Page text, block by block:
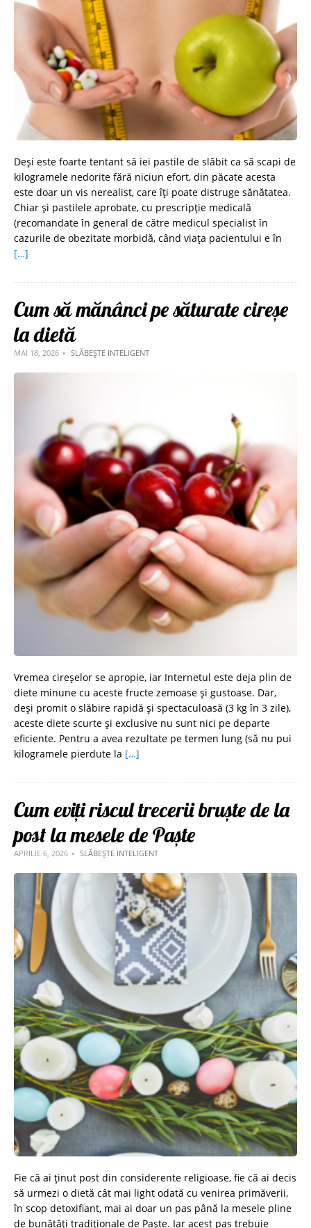
Deşi este foarte tentant să iei pastile de slăbit ca să scapi de
kilogramele nedorite fără niciun efort, din păcate acesta
este doar un vis nerealist, care îţi poate distruge sănătatea.
Chiar şi pastilele aprobate, cu prescripţie medicală
(recomandate în general de către medicul specialist în
cazurile de obezitate morbidă, când viaţa pacientului e în
[…]
Cum să mănânci pe săturate cireșe
la dietă
MAI 18, 2026 SLĂBEȘTE INTELIGENT
Vremea cireșelor se apropie, iar Internetul este deja plin de
diete minune cu aceste fructe zemoase și gustoase. Dar,
deși promit o slăbire rapidă și spectaculoasă (3 kg în 3 zile),
aceste diete scurte şi exclusive nu sunt nici pe departe
eficiente. Pentru a avea rezultate pe termen lung (să nu pui
kilogramele pierdute la […]
Cum eviți riscul trecerii bruște de la
post la mesele de Paște
APRILIE 6, 2026 SLĂBEȘTE INTELIGENT
Fie că ai ținut post din considerente religioase, fie că ai decis
să urmezi o dietă cât mai light odată cu venirea primăverii,
în scop detoxifiant, mai ai doar un pas până la mesele pline
de bunătăți tradiționale de Paște. Iar acest pas trebuie